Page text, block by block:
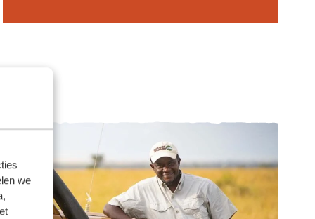
we